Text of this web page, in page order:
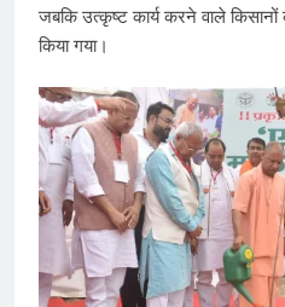
जबकि उत्कृष्ट कार्य करने वाले
किया गया।